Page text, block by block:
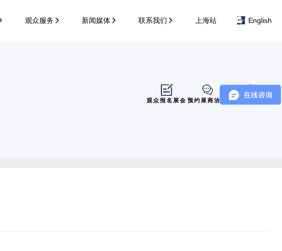
观众服务 新闻媒体 联系我们 上海站 English
观众报名展会 预约展商洽谈 展商展位导览